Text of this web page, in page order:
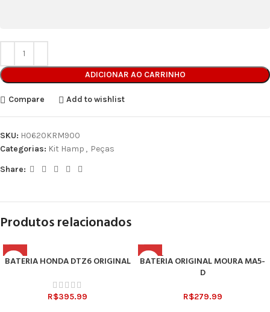
ADICIONAR AO CARRINHO
Compare Add to wishlist
SKU: H0620KRM900
Categorias: Kit Hamp , Peças
Share:
Produtos relacionados
BATERIA HONDA DTZ6 ORIGINAL
R$395.99
SOLD O
UT
BATERIA ORIGINAL MOURA MA5-
D
R$279.99